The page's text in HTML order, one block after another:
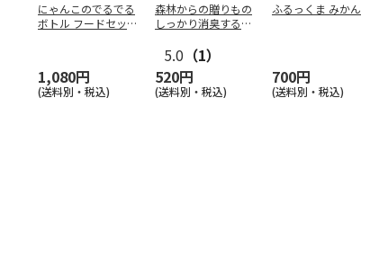
にゃんこのでるでる
ボトル フードセッ
1,080円
(送料別・税込)
森林からの贈りもの
しっかり消臭するひ
5.0 （1）
520円
(送料別・税込)
ふるっくま みかん
700円
(送料別・税込)